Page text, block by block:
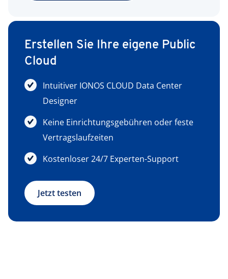
Erstellen Sie Ihre eigene Public
Cloud
Intuitiver IONOS CLOUD Data Center
Designer
Keine Einrichtungsgebühren oder feste
Vertragslaufzeiten
Kostenloser 24/7 Experten-Support
Jetzt testen